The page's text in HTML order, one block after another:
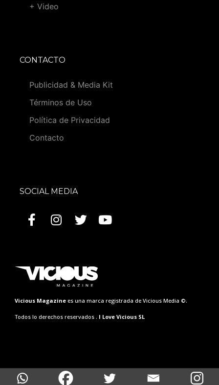
+ Video
CONTACTO
Publicidad & Media Kit
Términos de Uso
Política de Privacidad
Contacto
SOCIAL MEDIA
Vicious Magazine es una marca registrada de Vicious Media ©.
Todos lo derechos reservados . I Love Vicious SL